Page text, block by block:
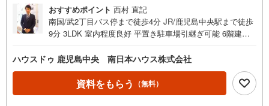
おすすめポイント 西村 直記
南国/武2丁目バス停まで徒歩4分 JR/鹿児島中央駅まで徒歩
9分 3LDK 室内程度良好 平置き駐車場引継ぎ可能 6階建て
につき即日ご内覧可能です！お気軽にお問合せください ■
周辺環境■・西郷公園まで徒歩2分（約140m）・武保育園・
武福祉館まで徒歩3分（約220m）・ファミリーマート にし
だ三丁目店まで徒歩4分（約300m）・鹿児島銀行西武町支
ハウスドゥ 鹿児島中央 南日本ハウス株式会社
資料をもらう （無料）